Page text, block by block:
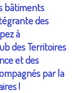
bâtiments
des
à
des Territoires
et des
par la
!